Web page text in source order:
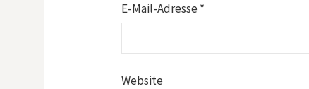
E-Mail-Adresse*
Website